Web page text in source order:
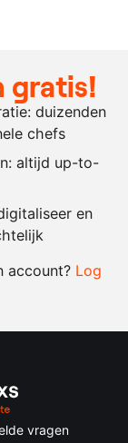
Smith
gratis!
duizenden
chefs
altijd up-to-
en
account? Log
vragen